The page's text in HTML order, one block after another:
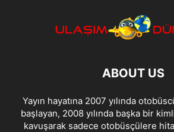
ABOUT US
Yayın hayatına 2007 yılında
başlayan, 2008 yılında başka bir
kavuşarak sadece otobüsçülere